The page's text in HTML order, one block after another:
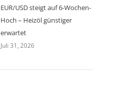
EUR/USD steigt auf 6-Wochen-
Hoch – Heizöl günstiger
erwartet
Juli 31, 2026